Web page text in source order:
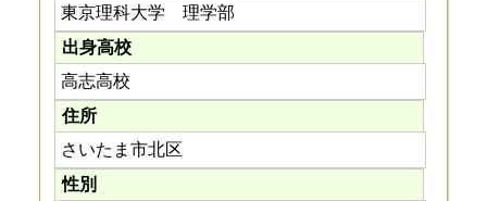
東京理科大学 理学部
出身高校
高志高校
住所
さいたま市北区
性別